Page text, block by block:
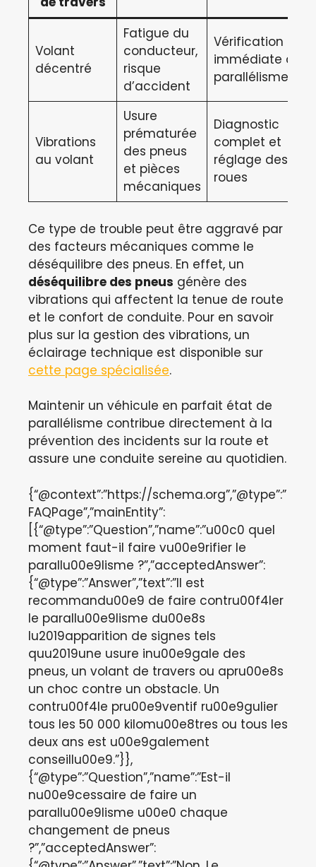
Volant
décentré
Fatigue du
conducteur,
risque
d’accident
Vérification
immédiate du
parallélisme
Vibrations
au volant
Usure
prématurée
des pneus
et pièces
mécaniques
Diagnostic
complet et
réglage des
roues
Ce type de trouble peut être aggravé par
des facteurs mécaniques comme le
déséquilibre des pneus. En effet, un
déséquilibre des pneus génère des
vibrations qui affectent la tenue de route
et le confort de conduite. Pour en savoir
plus sur la gestion des vibrations, un
éclairage technique est disponible sur
cette page spécialisée.
Maintenir un véhicule en parfait état de
parallélisme contribue directement à la
prévention des incidents sur la route et
assure une conduite sereine au quotidien.
{“@context”:”https://schema.org”,”@type”:”
FAQPage”,”mainEntity”:
[{“@type”:”Question”,”name”:”u00c0 quel
moment faut-il faire vu00e9rifier le
parallu00e9lisme ?”,”acceptedAnswer”:
{“@type”:”Answer”,”text”:”Il est
recommandu00e9 de faire contru00f4ler
le parallu00e9lisme du00e8s
lu2019apparition de signes tels
quu2019une usure inu00e9gale des
pneus, un volant de travers ou apru00e8s
un choc contre un obstacle. Un
contru00f4le pru00e9ventif ru00e9gulier
tous les 50 000 kilomu00e8tres ou tous les
deux ans est u00e9galement
conseillu00e9.”}},
{“@type”:”Question”,”name”:”Est-il
nu00e9cessaire de faire un
parallu00e9lisme u00e0 chaque
changement de pneus
?”,”acceptedAnswer”: